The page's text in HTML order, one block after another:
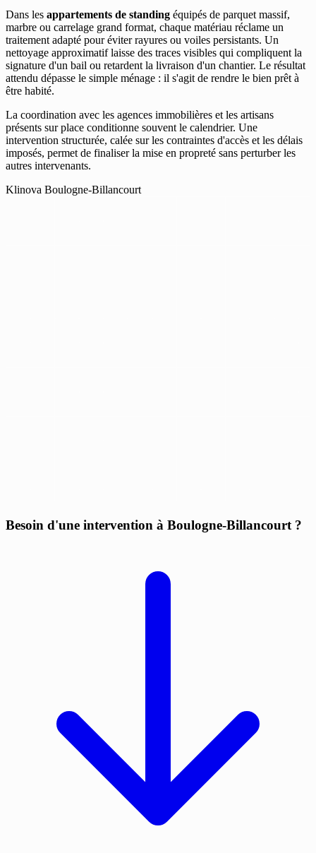
Dans les appartements de standing équipés de parquet massif,
marbre ou carrelage grand format, chaque matériau réclame un
traitement adapté pour éviter rayures ou voiles persistants. Un
nettoyage approximatif laisse des traces visibles qui compliquent la
signature d'un bail ou retardent la livraison d'un chantier. Le résultat
attendu dépasse le simple ménage : il s'agit de rendre le bien prêt à
être habité.
La coordination avec les agences immobilières et les artisans
présents sur place conditionne souvent le calendrier. Une
intervention structurée, calée sur les contraintes d'accès et les délais
imposés, permet de finaliser la mise en propreté sans perturber les
autres intervenants.
Klinova Boulogne-Billancourt
Besoin d'une intervention à Boulogne-Billancourt ?